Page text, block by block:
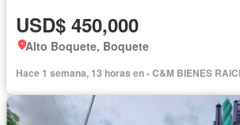
USD$ 450,000
Alto Boquete, Boquete
Hace 1 semana, 13 horas en - C&M BIENES